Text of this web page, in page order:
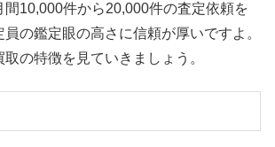
間10,000件から20,000件の査定依頼を
の鑑定眼の高さに信頼が厚いですよ。
の特徴を見ていきましょう。